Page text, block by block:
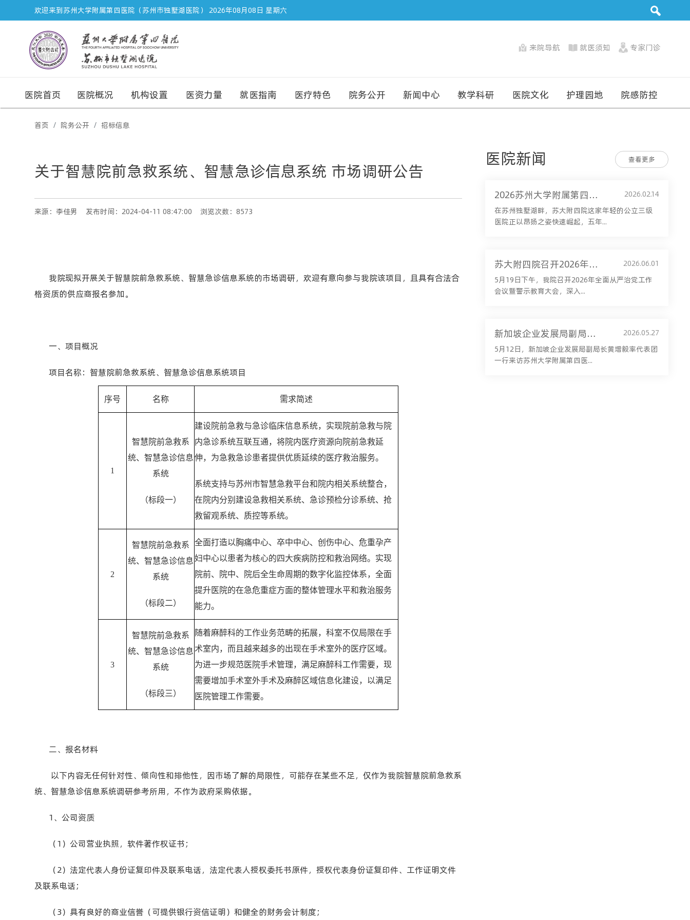
欢迎来到苏州大学附属第四医院（苏州市独墅湖医院） 2026年08月08日 星期六
来院导航 就医须知 专家门诊
医院首页 医院概况 机构设置 医资力量 就医指南 医疗特色 院务公开 新闻中心 教学科研 医院文化 护理园地 院感防控
首页 院务公开 招标信息
关于智慧院前急救系统、智慧急诊信息系统 市场调研公告
来源：李佳男 发布时间：2024-04-11 08:47:00 浏览次数：8573
我院现拟开展关于智慧院前急救系统、智慧急诊信息系统的市场调研，欢迎有意向参与我院该项目，且具有合法合
格资质的供应商报名参加。
一、项目概况
项目名称：智慧院前急救系统、智慧急诊信息系统项目
序号 名称 需求简述
1
智慧院前急救系
统、智慧急诊信息
系统
（标段一）
建设院前急救与急诊临床信息系统，实现院前急救与院
内急诊系统互联互通，将院内医疗资源向院前急救延
伸，为急救急诊患者提供优质延续的医疗救治服务。
系统支持与苏州市智慧急救平台和院内相关系统整合，
在院内分别建设急救相关系统、急诊预检分诊系统、抢
救留观系统、质控等系统。
2
智慧院前急救系
统、智慧急诊信息
系统
（标段二）
全面打造以胸痛中心、卒中中心、创伤中心、危重孕产
妇中心以患者为核心的四大疾病防控和救治网络。实现
院前、院中、院后全生命周期的数字化监控体系，全面
提升医院的在急危重症方面的整体管理水平和救治服务
能力。
3
智慧院前急救系
统、智慧急诊信息
系统
（标段三）
随着麻醉科的工作业务范畴的拓展，科室不仅局限在手
术室内，而且越来越多的出现在手术室外的医疗区域。
为进一步规范医院手术管理，满足麻醉科工作需要，现
需要增加手术室外手术及麻醉区域信息化建设，以满足
医院管理工作需要。
二、报名材料
以下内容无任何针对性、倾向性和排他性，因市场了解的局限性，可能存在某些不足，仅作为我院智慧院前急救系
统、智慧急诊信息系统调研参考所用，不作为政府采购依据。
1、公司资质
（1 ）公司营业执照，软件著作权证书；
（2）法定代表人身份证复印件及联系电话，法定代表人授权委托书原件，授权代表身份证复印件、工作证明文件
及联系电话；
（3）具有良好的商业信誉（可提供银行资信证明）和健全的财务会计制度；
医院新闻 查看更多
2026苏州大学附属第四医院（苏州市独墅湖医院）新春贺词：这一年，我们淬炼五载让“苏四”更“舒适”
2026.02.14
在苏州独墅湖畔，苏大附四院这家年轻的公立三级
医院正以昂扬之姿快速崛起，五年...
苏大附四院召开2026年全面从严治党工作会议暨警示教育大会
2026.06.01
5月19日下午，我院召开2026年全面从严治党工作
会议暨警示教育大会，深入...
新加坡企业发展局副局长黄增毅一行来访我院考察交流
2026.05.27
5月12日，新加坡企业发展局副局长黄增毅率代表团
一行来访苏州大学附属第四医...